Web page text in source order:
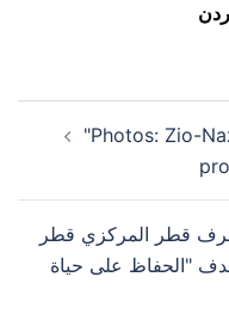
navigation
"Photos: Zio-
قطر المركزي قطر
بهدف "الحفاظ على حياة